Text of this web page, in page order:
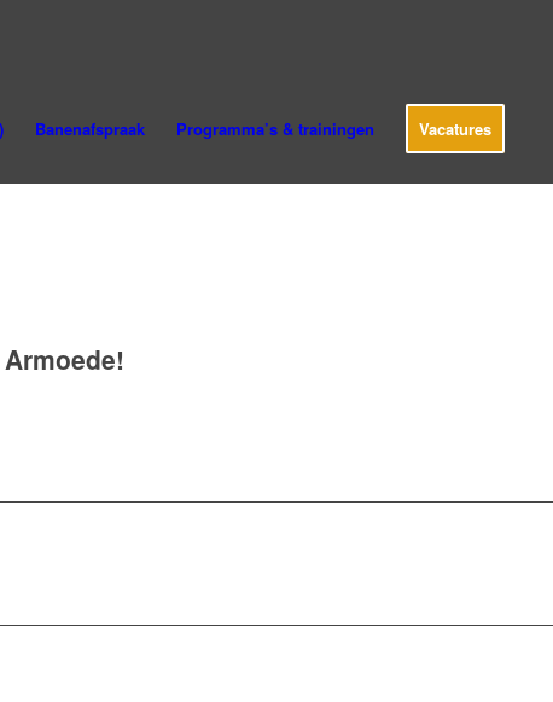
Banenafspraak Programma’s & trainingen Vacatures